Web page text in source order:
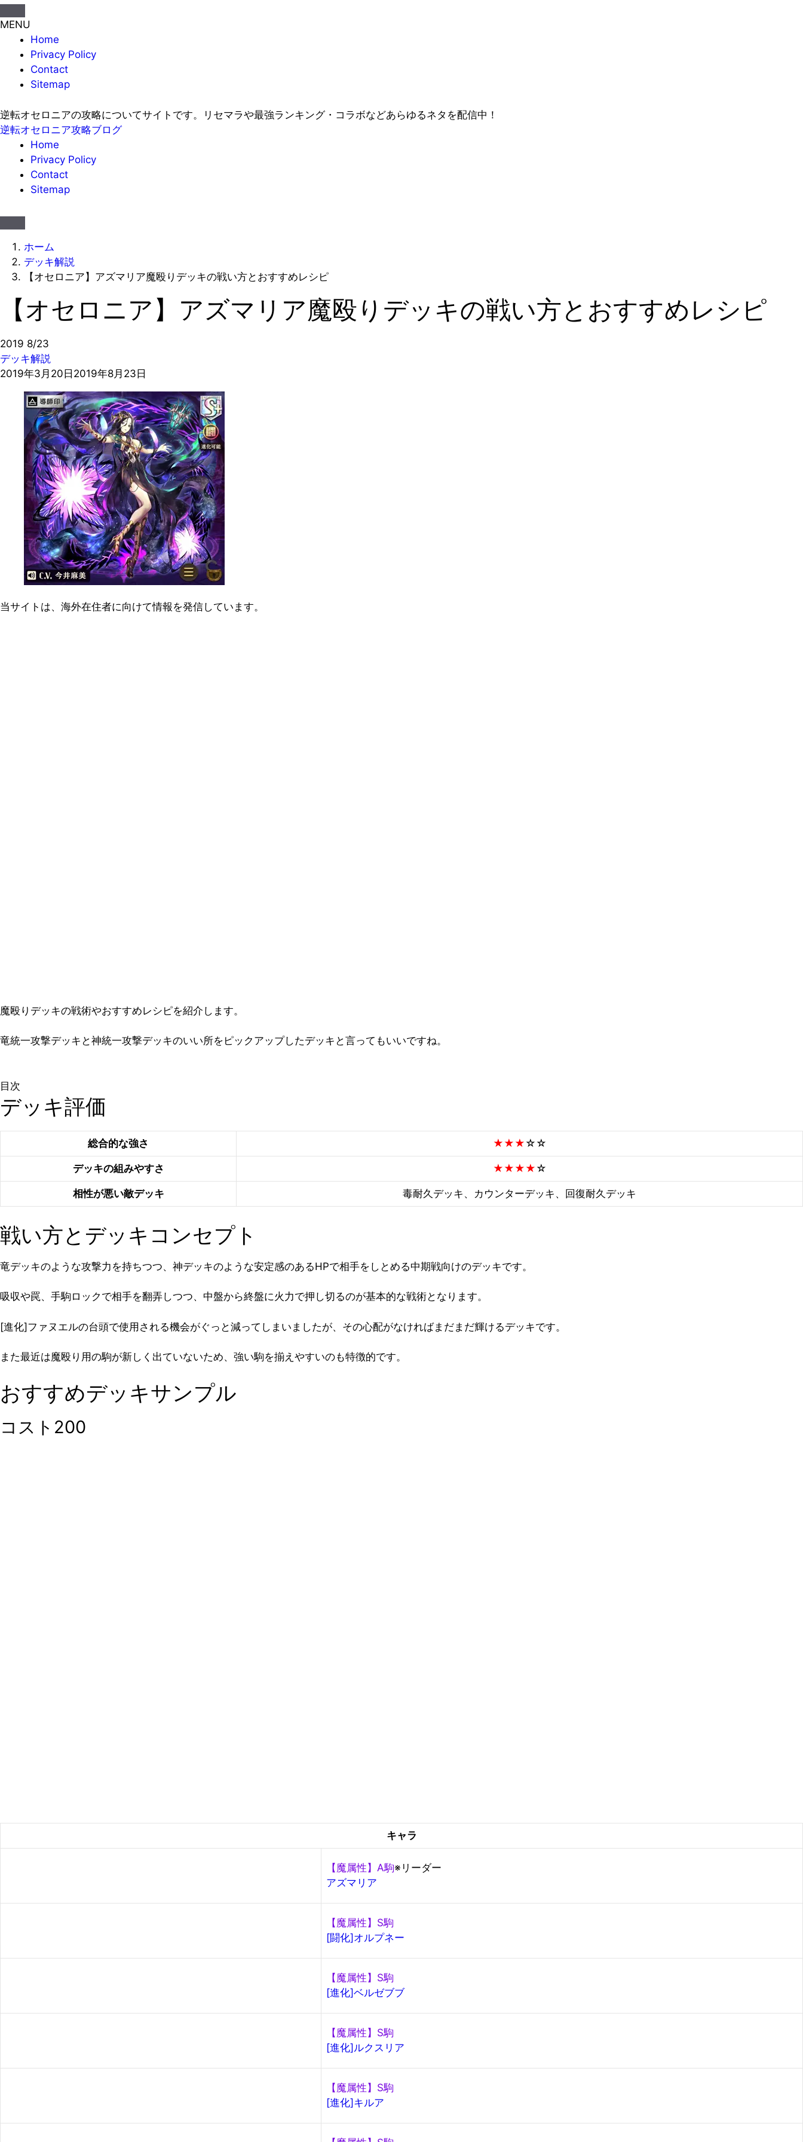
MENU
Home
Privacy Policy
Contact
Sitemap
逆転オセロニアの攻略についてサイトです。リセマラや最強ランキング・コラボなどあらゆるネタを配信中！
逆転オセロニア攻略ブログ
Home
Privacy Policy
Contact
Sitemap
ホーム
デッキ解説
【オセロニア】アズマリア魔殴りデッキの戦い方とおすすめレシピ
【オセロニア】アズマリア魔殴りデッキの戦い方とおすすめレシピ
2019 8/23
デッキ解説
2019年3月20日 2019年8月23日
当サイトは、海外在住者に向けて情報を発信しています。
魔殴りデッキの戦術やおすすめレシピを紹介します。
竜統一攻撃デッキと神統一攻撃デッキのいい所をピックアップしたデッキと言ってもいいですね。
目次
デッキ評価
総合的な強さ ★★★ ☆☆
デッキの組みやすさ ★★★★ ☆
相性が悪い敵デッキ 毒耐久デッキ、カウンターデッキ、回復耐久デッキ
戦い方とデッキコンセプト
竜デッキのような攻撃力を持ちつつ、神デッキのような安定感のあるHPで相手をしとめる中期戦向けのデッキです。
吸収や罠、手駒ロックで相手を翻弄しつつ、中盤から終盤に火力で押し切るのが基本的な戦術となります。
[進化]ファヌエルの台頭で使用される機会がぐっと減ってしまいましたが、その心配がなければまだまだ輝けるデッキです。
また最近は魔殴り用の駒が新しく出ていないため、強い駒を揃えやすいのも特徴的です。
おすすめデッキサンプル
コスト200
キャラ
【魔属性】A駒※リーダー
アズマリア
【魔属性】S駒
[闘化]オルプネー
【魔属性】S駒
[進化]ベルゼブブ
【魔属性】S駒
[進化]ルクスリア
【魔属性】S駒
[進化]キルア